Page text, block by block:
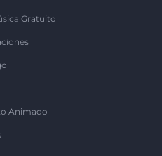
Gratuito
Animado